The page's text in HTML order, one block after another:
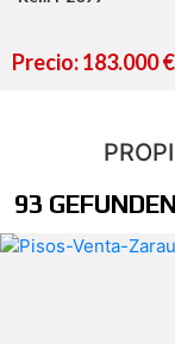
Precio: 183.000 €
93 GEFUNDEN